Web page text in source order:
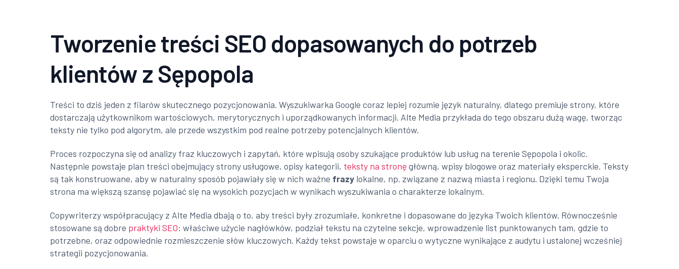
Tworzenie treści SEO dopasowanych do potrzeb
klientów z Sępopola
Treści to dziś jeden z filarów skutecznego pozycjonowania. Wyszukiwarka Google coraz lepiej rozumie język naturalny, dlatego premiuje strony, które
dostarczają użytkownikom wartościowych, merytorycznych i uporządkowanych informacji. Alte Media przykłada do tego obszaru dużą wagę, tworząc
teksty nie tylko pod algorytm, ale przede wszystkim pod realne potrzeby potencjalnych klientów.
Proces rozpoczyna się od analizy fraz kluczowych i zapytań, które wpisują osoby szukające produktów lub usług na terenie Sępopola i okolic.
Następnie powstaje plan treści obejmujący strony usługowe, opisy kategorii, teksty na stronęgłówną, wpisy blogowe oraz materiały eksperckie. Teksty
są tak konstruowane, aby w naturalny sposób pojawiały się w nich ważne frazy lokalne, np. związane z nazwą miasta i regionu. Dzięki temu Twoja
strona ma większą szansę pojawiać się na wysokich pozycjach w wynikach wyszukiwania o charakterze lokalnym.
Copywriterzy współpracujący z Alte Media dbają o to, aby treści były zrozumiałe, konkretne i dopasowane do języka Twoich klientów. Równocześnie
stosowane są dobre praktyki SEO: właściwe użycie nagłówków, podział tekstu na czytelne sekcje, wprowadzenie list punktowanych tam, gdzie to
potrzebne, oraz odpowiednie rozmieszczenie słów kluczowych. Każdy tekst powstaje w oparciu o wytyczne wynikające z audytu i ustalonej wcześniej
strategii pozycjonowania.